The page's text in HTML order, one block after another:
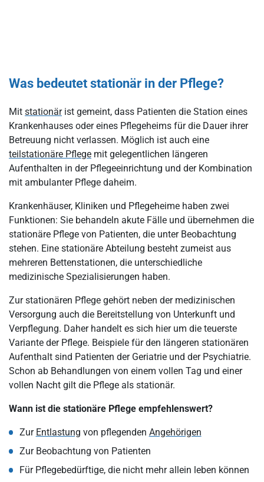
Was bedeutet stationär in der Pflege?
Mit stationärist gemeint, dass Patienten die Station eines
Krankenhauses oder eines Pflegeheims für die Dauer ihrer
Betreuung nicht verlassen. Möglich ist auch eine
teilstationäre Pflege mit gelegentlichen längeren
Aufenthalten in der Pflegeeinrichtung und der Kombination
mit ambulanter Pflege daheim.
Krankenhäuser, Kliniken und Pflegeheime haben zwei
Funktionen: Sie behandeln akute Fälle und übernehmen die
stationäre Pflege von Patienten, die unter Beobachtung
stehen. Eine stationäre Abteilung besteht zumeist aus
mehreren Bettenstationen, die unterschiedliche
medizinische Spezialisierungen haben.
Zur stationären Pflege gehört neben der medizinischen
Versorgung auch die Bereitstellung von Unterkunft und
Verpflegung. Daher handelt es sich hier um die teuerste
Variante der Pflege. Beispiele für den längeren stationären
Aufenthalt sind Patienten der Geriatrie und der Psychiatrie.
Schon ab Behandlungen von einem vollen Tag und einer
vollen Nacht gilt die Pflege als stationär.
Wann ist die stationäre Pflege empfehlenswert?
Zur Entlastung von pflegenden Angehörigen
Zur Beobachtung von Patienten
Für Pflegebedürftige, die nicht mehr allein leben können